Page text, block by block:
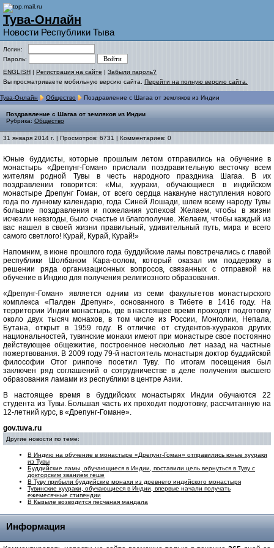
Тува-Онлайн
Новости Республики Тыва
Логин:
Пароль:
ENGLISH | Регистрация на сайте | Забыли пароль?
Вы просматриваете мобильную версию сайта. Перейти на полную версию сайта.
Тува-Онлайн Общество Поздравление с Шагаа от земляков из Индии
Поздравление с Шагаа от земляков из Индии
Рубрика: Общество
31 января 2014 г. | Просмотров: 6731 | Комментариев: 0
Юные буддисты, которые прошлым летом отправились на обучение в
монастырь «Дрепунг-Гоман» прислали поздравительную весточку всем
жителям родной Тувы в честь народного праздника Шагаа. В их
поздравлении говорится: «Мы, хуураки, обучающиеся в индийском
монастыре Дрепунг Гоман, от всего сердца накануне наступления нового
года по лунному календарю, года Синей Лошади, шлем всему народу Тувы
большие поздравления и пожелания успехов! Желаем, чтобы в жизни
исчезли невзгоды, было счастье и благополучие. Желаем, чтобы каждый из
вас нашел в своей жизни правильный, удивительный путь, мира и всего
самого светлого! Курай, Курай, Курай!»
Напомним, в июне прошлого года буддийские ламы повстречались с главой
республики Шолбаном Кара-оолом, который оказал им поддержку в
решении ряда организационных вопросов, связанных с отправкой на
обучение в Индию для получения религиозного образования.
«Дрепунг-Гоман» является одним из семи факультетов монастырского
комплекса «Палден Дрепунг», основанного в Тибете в 1416 году. На
территории Индии монастырь, где в настоящее время проходят подготовку
около двух тысяч монахов, в том числе из России, Монголии, Непала,
Бутана, открыт в 1959 году. В отличие от студентов-хуураков других
национальностей, тувинские монахи имеют при монастыре свое постоянно
действующее общежитие, построенное несколько лет назад на частные
пожертвования. В 2009 году 79-й настоятель монастыря доктор буддийской
философии Отог ринпоче посетил Туву. По итогам посещения был
заключен ряд соглашений о сотрудничестве в деле получения высшего
образования ламами из республики в центре Азии.
В настоящее время в буддийских монастырях Индии обучаются 22
студента из Тувы. Большая часть их проходит подготовку, рассчитанную на
12-летний курс, в «Дрепунг-Гомане».
gov.tuva.ru
Другие новости по теме:
В Индию на обучение в монастыре «Дрепунг-Гоман» отправились юные хуураки
из Тувы
Буддийские ламы, обучающиеся в Индии, поставили цель вернуться в Туву с
докторским званием геше
В Туву прибыли буддийские монахи из древнего индийского монастыря
Тувинские хуураки, обучающиеся в Индии, впервые начали получать
ежемесячные стипендии
В Кызыле возводится песчаная мандала
Информация